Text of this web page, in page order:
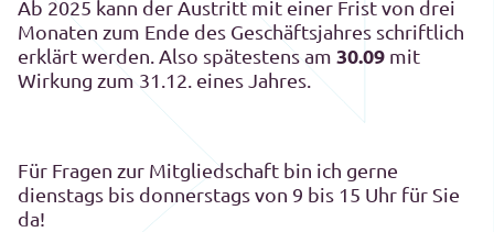
Ab 2025 kann der Austritt mit einer Frist von drei
Monaten zum Ende des Geschäftsjahres schriftlich
erklärt werden. Also spätestens am 30.09 mit
Wirkung zum 31.12. eines Jahres.
Für Fragen zur Mitgliedschaft bin ich gerne
dienstags bis donnerstags von 9 bis 15 Uhr für Sie
da!